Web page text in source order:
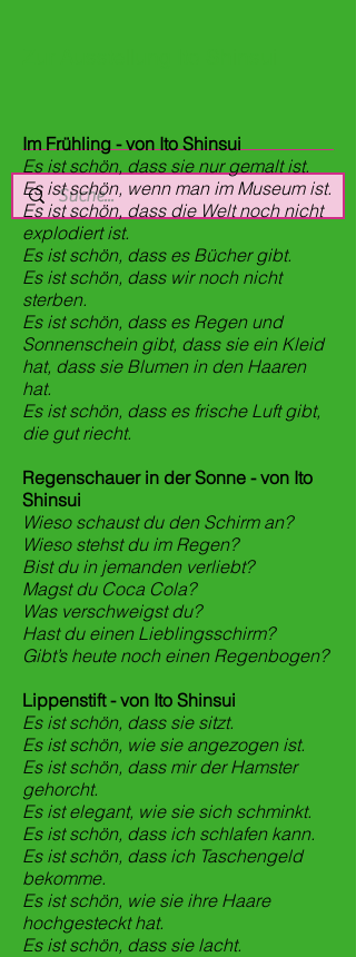
Im Frühling - von Ito Shinsui
Es ist schön, dass sie nur gemalt ist.
Es ist schön, wenn man im Museum ist.
Es ist schön, dass die Welt noch nicht
explodiert ist.
Es ist schön, dass es Bücher gibt.
Es ist schön, dass wir noch nicht
sterben.
Es ist schön, dass es Regen und
Sonnenschein gibt, dass sie ein Kleid
hat, dass sie Blumen in den Haaren
hat.
Es ist schön, dass es frische Luft gibt,
die gut riecht.
Regenschauer in der Sonne - von Ito
Shinsui
Wieso schaust du den Schirm an?
Wieso stehst du im Regen?
Bist du in jemanden verliebt?
Magst du Coca Cola?
Was verschweigst du?
Hast du einen Lieblingsschirm?
Gibt’s heute noch einen Regenbogen?
Lippenstift - von Ito Shinsui
Es ist schön, dass sie sitzt.
Es ist schön, wie sie angezogen ist.
Es ist schön, dass mir der Hamster
gehorcht.
Es ist elegant, wie sie sich schminkt.
Es ist schön, dass ich schlafen kann.
Es ist schön, dass ich Taschengeld
bekomme.
Es ist schön, wie sie ihre Haare
hochgesteckt hat.
Es ist schön, dass sie lacht.